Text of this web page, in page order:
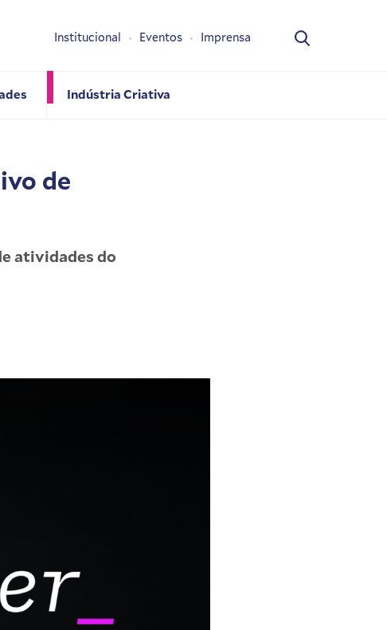
Indústria Criativa
Institucional Eventos Imprensa
de
atividades do